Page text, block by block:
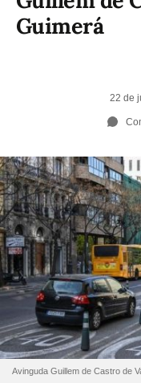
Guimerá
22 de
Avinguda Guillem de Castro de